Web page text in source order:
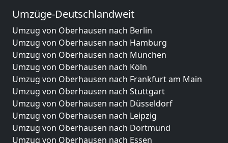
Umzüge-Deutschlandweit
Umzug von Oberhausen nach Berlin
Umzug von Oberhausen nach Hamburg
Umzug von Oberhausen nach München
Umzug von Oberhausen nach Köln
Umzug von Oberhausen nach Frankfurt am Main
Umzug von Oberhausen nach Stuttgart
Umzug von Oberhausen nach Düsseldorf
Umzug von Oberhausen nach Leipzig
Umzug von Oberhausen nach Dortmund
Umzug von Oberhausen nach Essen